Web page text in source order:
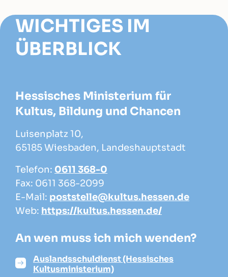
WICHTIGES IM
ÜBERBLICK
Hessisches Ministerium für
Kultus, Bildung und Chancen
Luisenplatz 10,
65185 Wiesbaden, Landeshauptstadt
Telefon: 0611 368-0
Fax: 0611 368-2099
E-Mail: poststelle@kultus.hessen.de
Web: https://kultus.hessen.de/
An wen muss ich mich wenden?
Auslandsschuldienst (Hessisches
Kultusministerium)